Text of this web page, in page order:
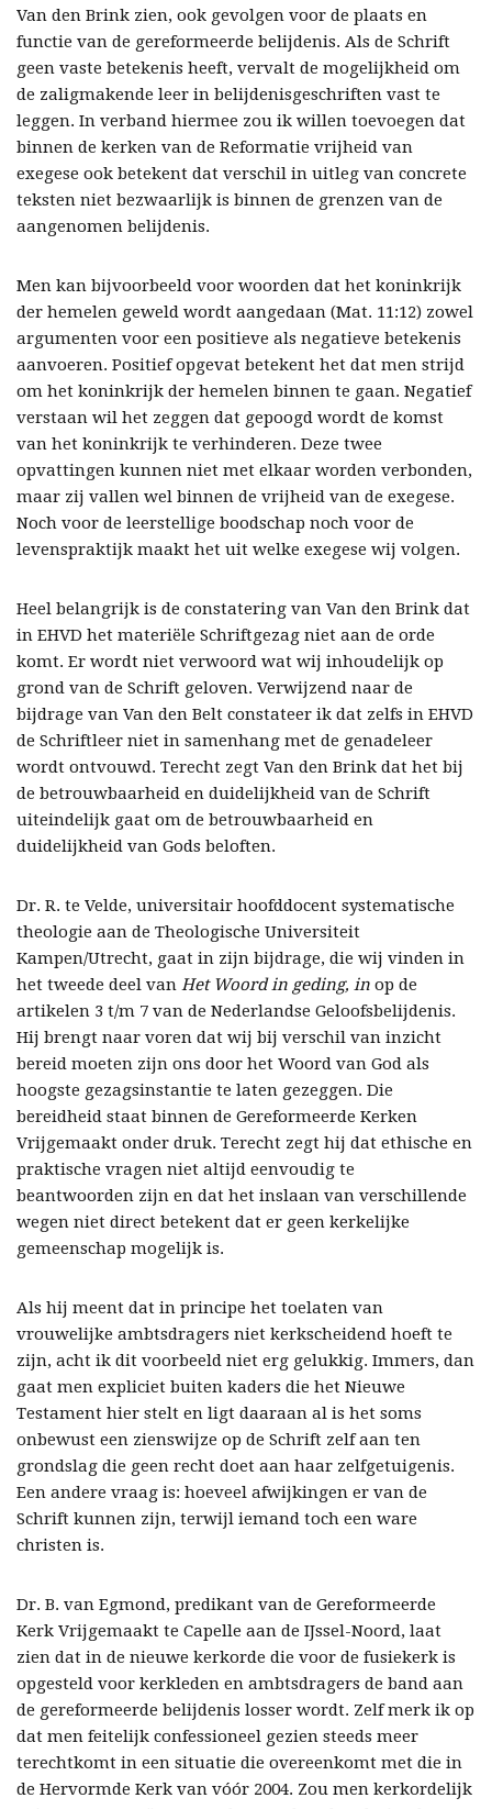
Van den Brink zien, ook gevolgen voor de plaats en
functie van de gereformeerde belijdenis. Als de Schrift
geen vaste betekenis heeft, vervalt de mogelijkheid om
de zaligmakende leer in belijdenisgeschriften vast te
leggen. In verband hiermee zou ik willen toevoegen dat
binnen de kerken van de Reformatie vrijheid van
exegese ook betekent dat verschil in uitleg van concrete
teksten niet bezwaarlijk is binnen de grenzen van de
aangenomen belijdenis.
Men kan bijvoorbeeld voor woorden dat het koninkrijk
der hemelen geweld wordt aangedaan (Mat. 11:12) zowel
argumenten voor een positieve als negatieve betekenis
aanvoeren. Positief opgevat betekent het dat men strijd
om het koninkrijk der hemelen binnen te gaan. Negatief
verstaan wil het zeggen dat gepoogd wordt de komst
van het koninkrijk te verhinderen. Deze twee
opvattingen kunnen niet met elkaar worden verbonden,
maar zij vallen wel binnen de vrijheid van de exegese.
Noch voor de leerstellige boodschap noch voor de
levenspraktijk maakt het uit welke exegese wij volgen.
Heel belangrijk is de constatering van Van den Brink dat
in EHVD het materiële Schriftgezag niet aan de orde
komt. Er wordt niet verwoord wat wij inhoudelijk op
grond van de Schrift geloven. Verwijzend naar de
bijdrage van Van den Belt constateer ik dat zelfs in EHVD
de Schriftleer niet in samenhang met de genadeleer
wordt ontvouwd. Terecht zegt Van den Brink dat het bij
de betrouwbaarheid en duidelijkheid van de Schrift
uiteindelijk gaat om de betrouwbaarheid en
duidelijkheid van Gods beloften.
Dr. R. te Velde, universitair hoofddocent systematische
theologie aan de Theologische Universiteit
Kampen/Utrecht, gaat in zijn bijdrage, die wij vinden in
het tweede deel van Het Woord in geding, in op de
artikelen 3 t/m 7 van de Nederlandse Geloofsbelijdenis.
Hij brengt naar voren dat wij bij verschil van inzicht
bereid moeten zijn ons door het Woord van God als
hoogste gezagsinstantie te laten gezeggen. Die
bereidheid staat binnen de Gereformeerde Kerken
Vrijgemaakt onder druk. Terecht zegt hij dat ethische en
praktische vragen niet altijd eenvoudig te
beantwoorden zijn en dat het inslaan van verschillende
wegen niet direct betekent dat er geen kerkelijke
gemeenschap mogelijk is.
Als hij meent dat in principe het toelaten van
vrouwelijke ambtsdragers niet kerkscheidend hoeft te
zijn, acht ik dit voorbeeld niet erg gelukkig. Immers, dan
gaat men expliciet buiten kaders die het Nieuwe
Testament hier stelt en ligt daaraan al is het soms
onbewust een zienswijze op de Schrift zelf aan ten
grondslag die geen recht doet aan haar zelfgetuigenis.
Een andere vraag is: hoeveel afwijkingen er van de
Schrift kunnen zijn, terwijl iemand toch een ware
christen is.
Dr. B. van Egmond, predikant van de Gereformeerde
Kerk Vrijgemaakt te Capelle aan de IJssel-Noord, laat
zien dat in de nieuwe kerkorde die voor de fusiekerk is
opgesteld voor kerkleden en ambtsdragers de band aan
de gereformeerde belijdenis losser wordt. Zelf merk ik op
dat men feitelijk confessioneel gezien steeds meer
terechtkomt in een situatie die overeenkomt met die in
de Hervormde Kerk van vóór 2004. Zou men kerkordelijk